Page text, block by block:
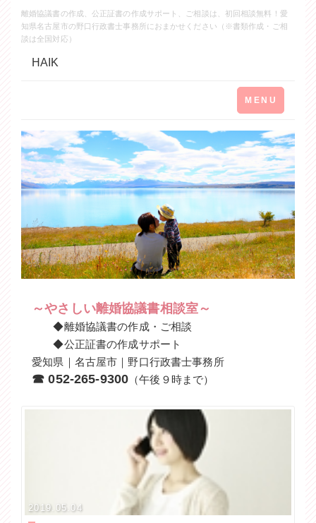
離婚協議書の作成、公正証書の作成サポート、ご相談は、初回相談無料！愛
知県名古屋市の野口行政書士事務所におまかせください（※書類作成・ご相
談は全国対応）
HAIK
Toggle
navigation
MENU
～やさしい離婚協議書相談室～
◆離婚協議書の作成・ご相談
◆公正証書の作成サポート
愛知県｜名古屋市｜野口行政書士事務所
☎ 052-265-9300 （午後９時まで）
2019.05.04